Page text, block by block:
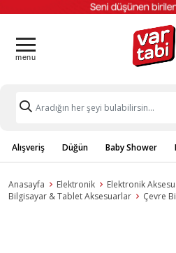
Alışveriş Düğün Baby Shower
Anasayfa Elektronik
Elektronik
Bilgisayar & Tablet Aksesuarlar
Çevre